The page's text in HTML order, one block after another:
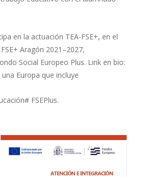
en la actuación TEA-FSE+, en el
Aragón 2021–2027,
Social Europeo Plus. Link en bio:
Europa que incluye
FSEPlus.